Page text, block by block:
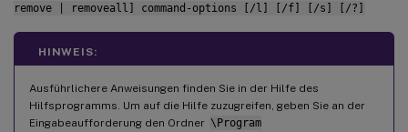
remove | removeall] command-options [/l] [/f] [/s] [/?]
HINWEIS:
Ausführlichere Anweisungen finden Sie in der Hilfe des
Hilfsprogramms. Um auf die Hilfe zuzugreifen, geben Sie an der
Eingabeaufforderung den Ordner \Program